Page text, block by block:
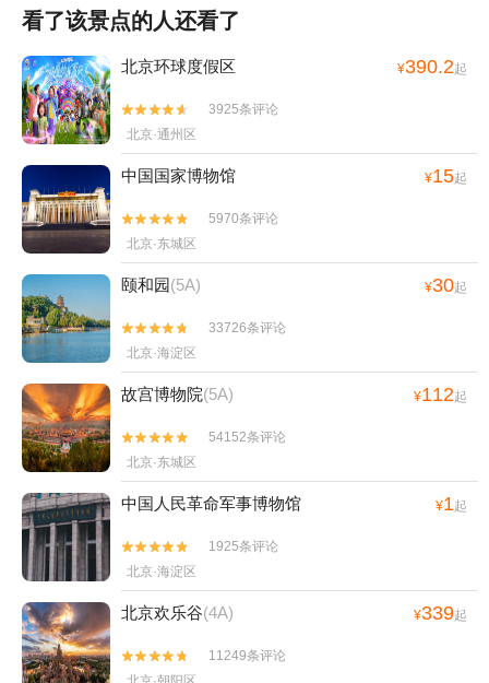
看了该景点的人还看了
北京环球度假区 ¥390.2起


3925条评论
北京·通州区
中国国家博物馆 ¥15起


5970条评论
北京·东城区
颐和园(5A) ¥30起


33726条评论
北京·海淀区
故宫博物院(5A) ¥112起


54152条评论
北京·东城区
中国人民革命军事博物馆 ¥1起


1925条评论
北京·海淀区
北京欢乐谷(4A) ¥339起


11249条评论